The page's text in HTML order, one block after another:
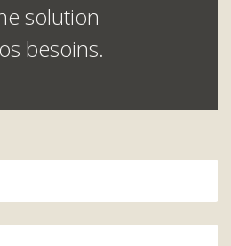
solution
besoins.